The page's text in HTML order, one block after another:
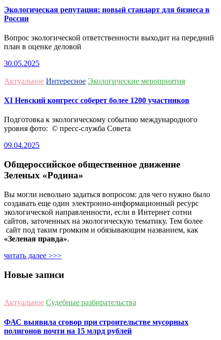
Экологическая репутация: новый стандарт для бизнеса в
России
Вопрос экологической ответственности выходит на передний
план в оценке деловой
30.05.2025
Актуальное Интересное Экологические мероприятия
ХI Невский конгресс соберет более 1200 участников
Подготовка к экологическому событию международного
уровня фото: © пресс-служба Совета
09.04.2025
Общероссийское общественное движение
Зеленых «Родина»
Вы могли невольно задаться вопросом: для чего нужно было
создавать еще один электронно-информационный ресурс
экологической направленности, если в Интернет сотни
сайтов, заточенных на экологическую тематику. Тем более
сайт под таким громким и обязывающим названием, как
«Зеленая правда».
читать далее >>>
Новые записи
Актуальное Судебные разбирательства
ФАС выявила сговор при строительстве мусорных
полигонов почти на 15 млрд рублей